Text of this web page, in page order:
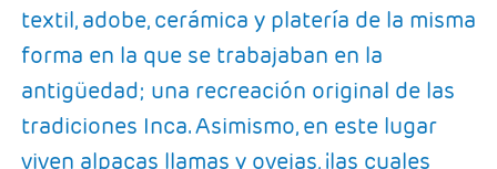
textil, adobe, cerámica y platería de la misma
forma en la que se trabajaban en la
antigüedad; una recreación original de las
tradiciones Inca. Asimismo, en este lugar
viven alpacas llamas y ovejas, ¡las cuales